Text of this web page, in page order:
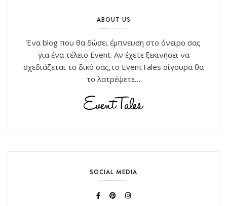
ABOUT US
Ένα blog που θα δώσει έμπνευση στο όνειρο σας
για ένα τέλειο Event. Αν έχετε ξεκινήσει να
σχεδιάζεται το δικό σας,το EventTales σίγουρα θα
το λατρέψετε…
SOCIAL MEDIA